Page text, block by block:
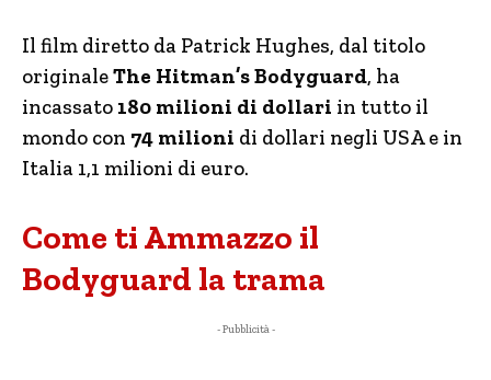
Il film diretto da Patrick Hughes, dal titolo
originaleThe Hitman’s Bodyguard, ha
incassato 180 milioni di dollari in tutto il
mondo con 74 milioni di dollari negli USA e in
Italia 1,1 milioni di euro.
Come ti Ammazzo il
Bodyguard la trama
- Pubblicità -